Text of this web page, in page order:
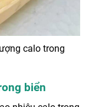
calo trong
biển